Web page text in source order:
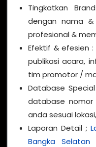
Tingkatkan
dengan nama &
profesional &
Efektif & efesien
publikasi acara,
tim promotor /
Database
database nomor
anda sesuai
Laporan Detail ;
Bangka Selatan